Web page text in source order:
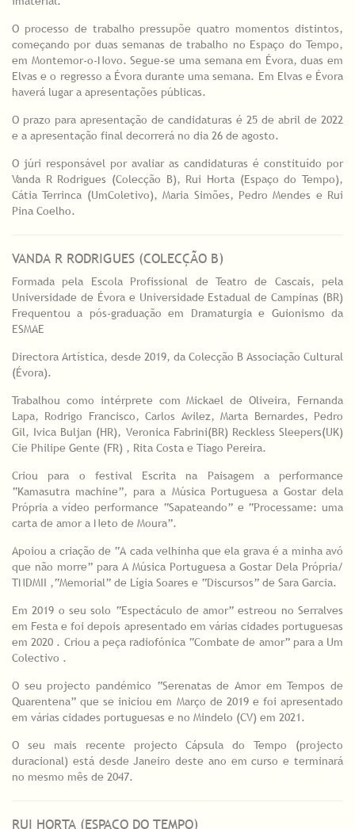
O processo de trabalho pressupõe quatro momentos distintos,
começando por duas semanas de trabalho no Espaço do Tempo,
em Montemor-o-Novo. Segue-se uma semana em Évora, duas em
Elvas e o regresso a Évora durante uma semana. Em Elvas e Évora
haverá lugar a apresentações públicas.
O prazo para apresentação de candidaturas é 25 de abril de 2022
e a apresentação final decorrerá no dia 26 de agosto.
O júri responsável por avaliar as candidaturas é constituído por
Vanda R Rodrigues (Colecção B), Rui Horta (Espaço do Tempo),
Cátia Terrinca (UmColetivo), Maria Simões, Pedro Mendes e Rui
Pina Coelho.
VANDA R RODRIGUES (COLECÇÃO B)
Formada pela Escola Profissional de Teatro de Cascais, pela
Universidade de Évora e Universidade Estadual de Campinas (BR)
Frequentou a pós-graduação em Dramaturgia e Guionismo da
ESMAE
Directora Artística, desde 2019, da Colecção B Associação Cultural
(Évora).
Trabalhou como intérprete com Mickael de Oliveira, Fernanda
Lapa, Rodrigo Francisco, Carlos Avilez, Marta Bernardes, Pedro
Gil, Ivica Buljan (HR), Veronica Fabrini(BR) Reckless Sleepers(UK)
Cie Philipe Gente (FR) , Rita Costa e Tiago Pereira.
Criou para o festival Escrita na Paisagem a performance
“Kamasutra machine”, para a Música Portuguesa a Gostar dela
Própria a vídeo performance “Sapateando” e “Processame: uma
carta de amor a Neto de Moura”.
Apoiou a criação de “A cada velhinha que ela grava é a minha avó
que não morre” para A Música Portuguesa a Gostar Dela Própria/
TNDMII ,“Memorial” de Lígia Soares e “Discursos” de Sara Garcia.
Em 2019 o seu solo “Espectáculo de amor” estreou no Serralves
em Festa e foi depois apresentado em várias cidades portuguesas
em 2020 . Criou a peça radiofónica “Combate de amor” para a Um
Colectivo .
O seu projecto pandémico “Serenatas de Amor em Tempos de
Quarentena” que se iniciou em Março de 2019 e foi apresentado
em várias cidades portuguesas e no Mindelo (CV) em 2021.
O seu mais recente projecto Cápsula do Tempo (projecto
duracional) está desde Janeiro deste ano em curso e terminará
no mesmo mês de 2047.
RUI HORTA (ESPAÇO DO TEMPO)